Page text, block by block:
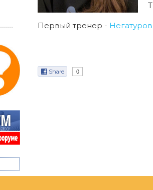
Первый тренер -
Share 0